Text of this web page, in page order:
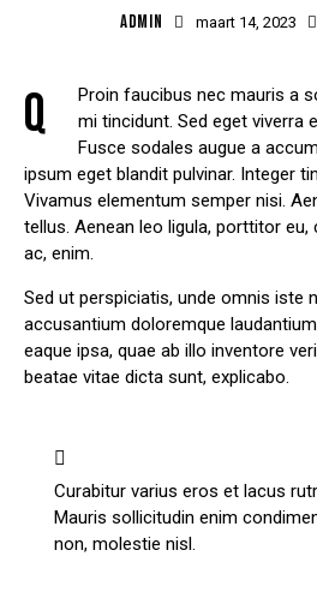
ADMIN maart 14, 2023
Q
Proin faucibus nec mauris a
mi tincidunt. Sed eget viverra
Fusce sodales augue a
ipsum eget blandit pulvinar. Integer
Vivamus elementum semper nisi.
tellus. Aenean leo ligula, porttitor
ac, enim.
Sed ut perspiciatis, unde omnis iste
accusantium doloremque
eaque ipsa, quae ab illo inventore
beatae vitae dicta sunt, explicabo.
Curabitur varius eros et lacus
Mauris sollicitudin enim
non, molestie nisl.